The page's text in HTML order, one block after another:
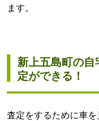
ます。
新上五島町の自
定ができる！
査定をするために車